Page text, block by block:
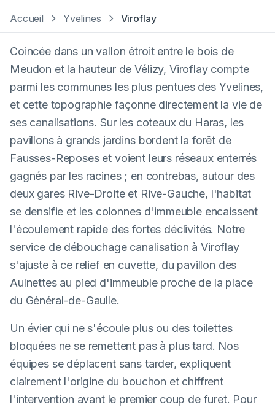
Accueil Yvelines Viroflay
Coincée dans un vallon étroit entre le bois de
Meudon et la hauteur de Vélizy, Viroflay compte
parmi les communes les plus pentues des Yvelines,
et cette topographie façonne directement la vie de
ses canalisations. Sur les coteaux du Haras, les
pavillons à grands jardins bordent la forêt de
Fausses-Reposes et voient leurs réseaux enterrés
gagnés par les racines ; en contrebas, autour des
deux gares Rive-Droite et Rive-Gauche, l'habitat
se densifie et les colonnes d'immeuble encaissent
l'écoulement rapide des fortes déclivités. Notre
service de débouchage canalisation à Viroflay
s'ajuste à ce relief en cuvette, du pavillon des
Aulnettes au pied d'immeuble proche de la place
du Général-de-Gaulle.
Un évier qui ne s'écoule plus ou des toilettes
bloquées ne se remettent pas à plus tard. Nos
équipes se déplacent sans tarder, expliquent
clairement l'origine du bouchon et chiffrent
l'intervention avant le premier coup de furet. Pour